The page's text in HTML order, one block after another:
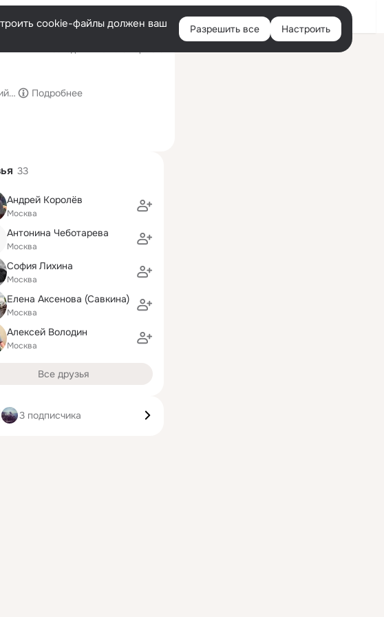
Войти
cookie-файлы должен ваш
Разрешить все Настроить
гуманитарный университет (бывш. ВКШ, ИМ, МГСА)
Подробнее
33
Андрей Королёв
Москва
Антонина Чеботарева
Москва
София Лихина
Москва
Елена Аксенова (Савкина)
Москва
Алексей Володин
Москва
Все друзья
3 подписчика